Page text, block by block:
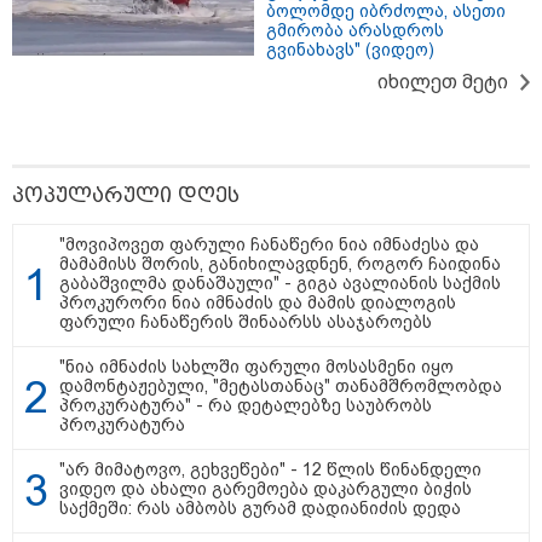
გადავცემ" - ეკა კუპატაძე
განცხადებას ავრცელებს
რა ისმინს სახლში დაყენებული
მომსასმენი მოწყობილობის
"ამ ვიდეოს ნახვა ჩემთვის იყო
დაკარგული 17 წლის ბიჭის დედა
ვიდეოკადრებზე, სადაც შვილის
განწირული ვედრების ხმა
ამოიცნო
პოლიტიკა
ბოლომდე იბრძოლა, ასეთი
გმირობა არასდროს
გვინახავს" (ვიდეო)
იხილეთ მეტი
პოპულარული დღეს
"მოვიპოვეთ ფარული ჩანაწერი ნია იმნაძესა და
მამამისს შორის, განიხილავდნენ, როგორ ჩაიდინა
გაბაშვილმა დანაშაული" - გიგა ავალიანის საქმის
პროკურორი ნია იმნაძის და მამის დიალოგის
ფარული ჩანაწერის შინაარსს ასაჯაროებს
"ნია იმნაძის სახლში ფარული მოსასმენი იყო
დამონტაჟებული, "მეტასთანაც" თანამშრომლობდა
პროკურატურა" - რა დეტალებზე საუბრობს
პროკურატურა
"არ მიმატოვო, გეხვეწები" - 12 წლის წინანდელი
ვიდეო და ახალი გარემოება დაკარგული ბიჭის
საქმეში: რას ამბობს გურამ დადიანიძის დედა